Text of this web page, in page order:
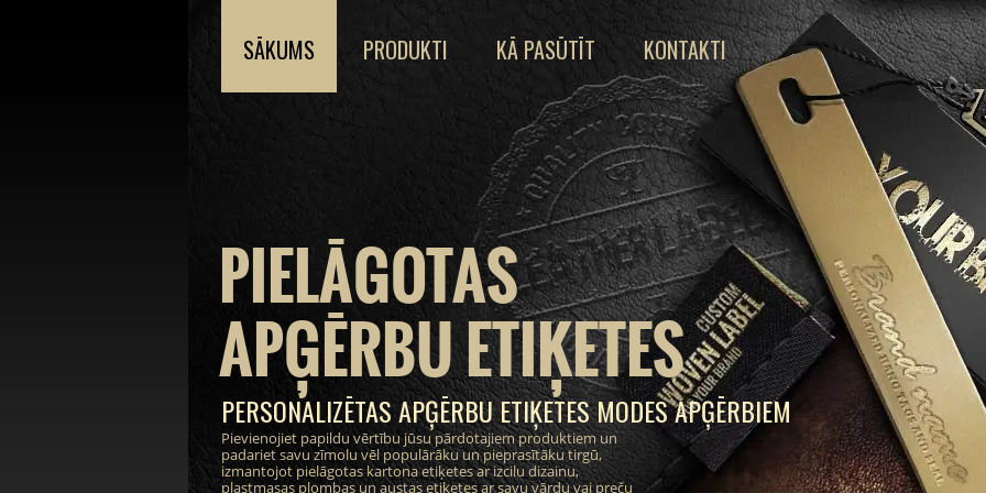
PIELĀGOTAS
APĢĒRBU ETIĶETES
PERSONALIZĒTAS APĢĒRBU ETIĶETES MODES APĢĒRBIEM
Pievienojiet papildu vērtību jūsu pārdotajiem produktiem un
padariet savu zīmolu vēl populārāku un pieprasītāku tirgū,
izmantojot pielāgotas kartona etiķetes ar izcilu dizainu,
plastmasas plombas un austas etiķetes ar savu vārdu vai preču
SĀKUMS PRODUKTI KĀ PASŪTĪT KONTAKTI